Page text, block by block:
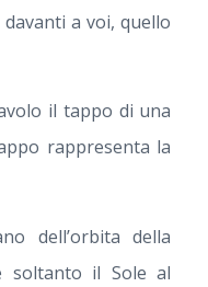
a voi, quello
il tappo di una
rappresenta la
dell’orbita della
soltanto il Sole al